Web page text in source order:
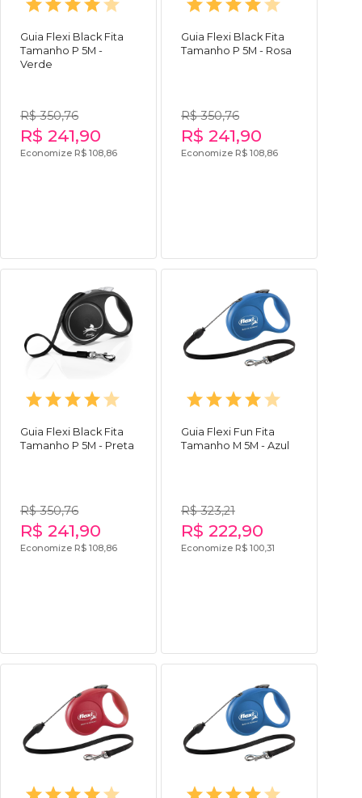
Guia Flexi Black Fita
Tamanho P 5M -
Verde
R$ 350,76
R$ 241,90
Economize R$ 108,86
Guia Flexi Black Fita
Tamanho P 5M - Rosa
R$ 350,76
R$ 241,90
Economize R$ 108,86
Guia Flexi Black Fita
Tamanho P 5M - Preta
R$ 350,76
R$ 241,90
Economize R$ 108,86
Guia Flexi Fun Fita
Tamanho M 5M - Azul
R$ 323,21
R$ 222,90
Economize R$ 100,31